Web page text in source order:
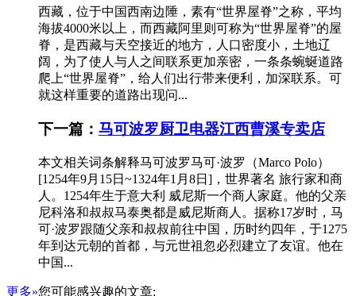
西藏，位于中国西南边陲，素有“世界屋脊”之称，平均
海拔4000米以上，而西藏阿里则可称为“世界屋脊”的屋
脊，是西藏与天空接近的地方，人口密度小，土地辽
阔，为了使人与人之间联系更加亲密，一条条蜿蜒道路
爬上“世界屋脊”，给人们出行带来便利，加深联系。可
就这样重要的道路出现问...
下一篇： 马可波罗厨卫电器江西曹溪专卖店
本文相关词条解释马可波罗马可·波罗（Marco Polo）
[1254年9月15日~1324年1月8日]，世界著名 旅行家和商
人。1254年生于意大利 威尼斯一个商人家庭。他的父亲
尼科洛和叔叔马泰奥都是威尼斯商人。据称17岁时，马
可·波罗跟随父亲和叔叔前往中国，历时约四年，于1275
年到达元朝的首都，与元世祖忽必烈建立了友谊。他在
中国...
更多»您可能感兴趣的文章: